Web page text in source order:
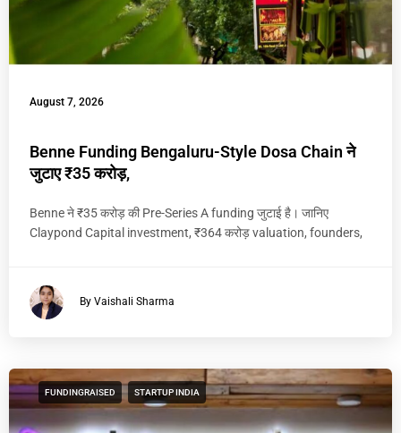
August 7, 2026
Benne Funding Bengaluru-Style Dosa Chain ने
जुटाए ₹35 करोड़,
Benne ने ₹35 करोड़ की Pre-Series A funding जुटाई है। जानिए
Claypond Capital investment, ₹364 करोड़ valuation, founders,
By Vaishali Sharma
FUNDINGRAISED STARTUP INDIA